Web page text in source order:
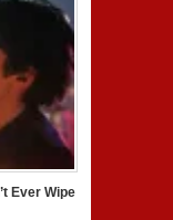
Ever Wipe